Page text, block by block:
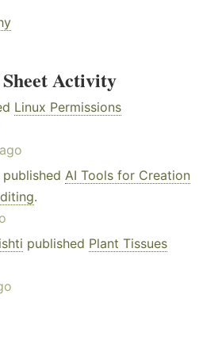
Activity
Linux Permissions
published AI Tools for Creation
.
published Plant Tissues